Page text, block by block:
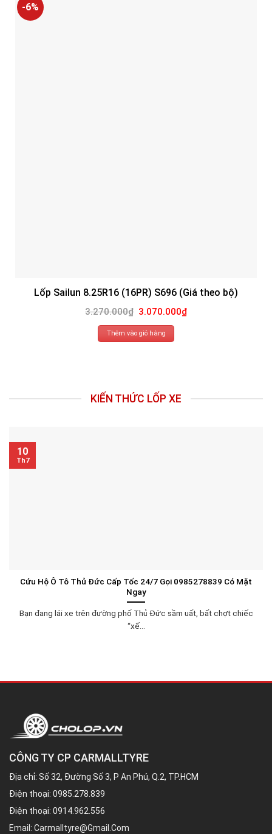
-6%
Lốp Sailun 8.25R16 (16PR) S696 (Giá theo bộ)
3.270.000₫ Giá
gốc
là:
3.270.000₫.
3.070.000₫Giá
hiện
Thêm vào giỏ hàng
KIẾN THỨC LỐP XE
Cứu Hộ Ô Tô Thủ Đức Cấp Tốc 24/7 Gọi 0985278839 Có Mặt
Ngay
Bạn đang lái xe trên đường phố Thủ Đức sầm uất, bất chợt chiếc
“xế...
10
Th7
CÔNG TY CP CARMALLTYRE
Địa chỉ: Số 32, Đường Số 3, P An Phú, Q.2, TP.HCM
Điện thoại: 0985.278.839
Điện thoại: 0914.962.556
Email: Carmalltyre@gmail.com